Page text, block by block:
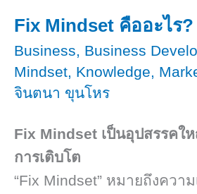
Fix Mindset คืออะไร?
Business, Business
Mindset, Knowledge,
จินตนา ขุนโหร
Fix Mindset เป็นอุปสรรคใ
การเติบโต
“Fix Mindset” หมายถึงควา